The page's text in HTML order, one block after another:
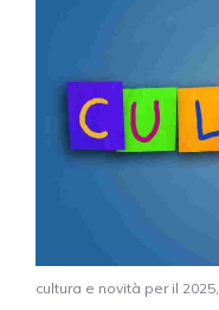
cultura e novità per il